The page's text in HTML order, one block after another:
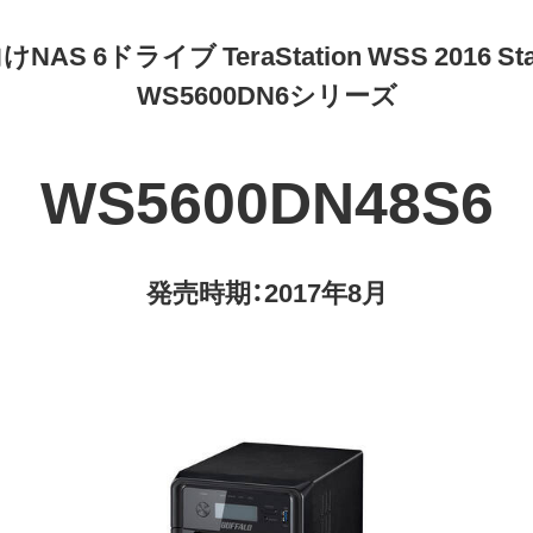
NAS 6ドライブ TeraStation WSS 2016
WS5600DN6シリーズ
WS5600DN48S6
発売時期：2017年8月